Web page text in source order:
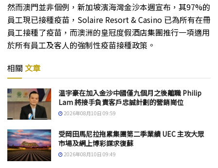
然而澳門並非個例，新加坡濱海灣金沙本週宣布，其97%的
員工現已接種疫苗，Solaire Resort & Casino 已為所有在冊
員工接種了疫苗，而澳洲的皇冠度假酒店集團推行一項適用
於所有員工及客人的強制性疫苗接種政策。
相關 文章
温宇豪在加入金沙中國僅九個月之後離職 Philip
Lam 將接手負責客戶忠誠計劃的營銷崗位
2026年08月10日 09:59
受岡田馬尼拉拖累集團第二季業績 UEC 主攻大眾
市場及網上博彩謀求復蘇
2026年08月10日 09:49